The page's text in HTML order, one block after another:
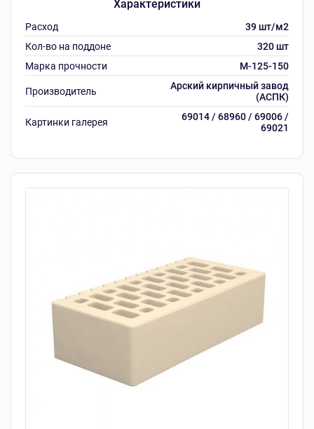
Характеристики
Расход
39 шт/м2
Кол-во на поддоне
320 шт
Марка прочности
M-125-150
Производитель
Арский кирпичный завод
(АСПК)
Картинки галерея
69014 / 68960 / 69006 /
69021